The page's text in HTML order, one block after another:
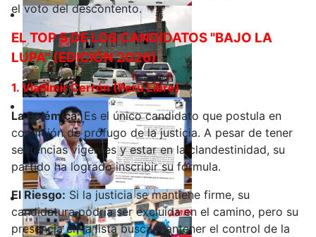
el voto del descontento.
EL TOP 5 DE LOS CANDIDATOS "BAJO LA
LUPA" (EDICIÓN 2026)
1. Vladimir Cerrón (Perú Libre)
La Polémica:Es el único candidato que postula en
condición de prófugo de la justicia. A pesar de tener
sentencias vigentes y estar en la clandestinidad, su
partido ha logrado inscribir su fórmula.
El Riesgo: Si la justicia se mantiene firme, su
candidatura podría ser excluida en el camino, pero su
presencia en la lista busca mantener el control de la